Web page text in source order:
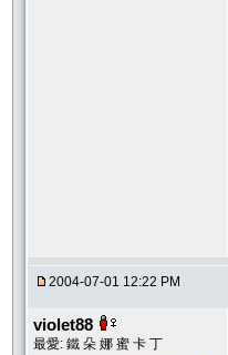
2004-07-01 12:22 PM
violet88
最愛: 鐵 朵 娜 蜜 卡 丁